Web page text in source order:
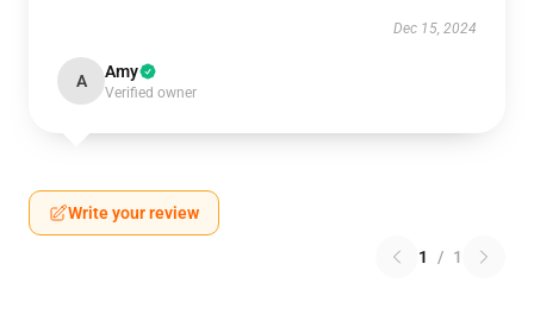
Dec 15, 2024
A Amy
Verified owner
Write your review
1 / 1